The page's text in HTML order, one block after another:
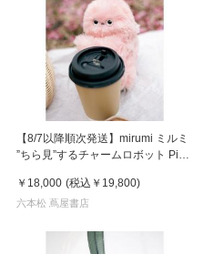
【8/7以降順次発送】mirumi ミルミ
”ちら見”するチャームロボット Pink
￥18,000 (税込 ￥19,800)
六本松 蔦屋書店